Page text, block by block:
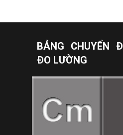
BẢNG CHUYỂN
ĐO LƯỜNG